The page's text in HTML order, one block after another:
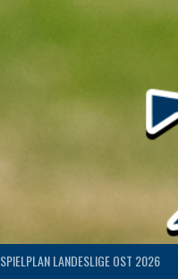
SPIELPLAN LANDESLIGE OST 2026